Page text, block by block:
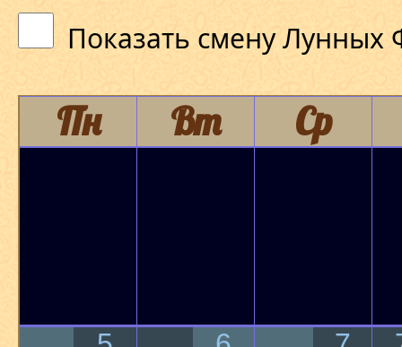
Показать смену Лунных
Пн Вт Ср